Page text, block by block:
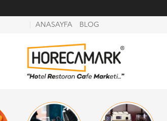
ANASAYFA BLOG